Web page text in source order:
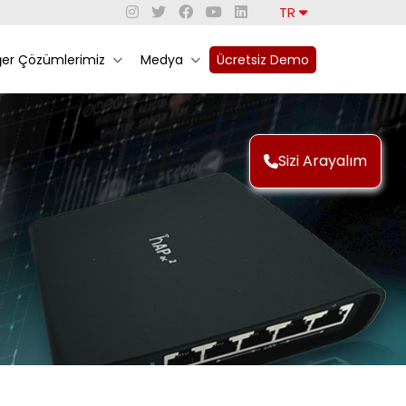
TR
Çözümlerimiz Medya Ücretsiz Demo
Sizi Arayalım